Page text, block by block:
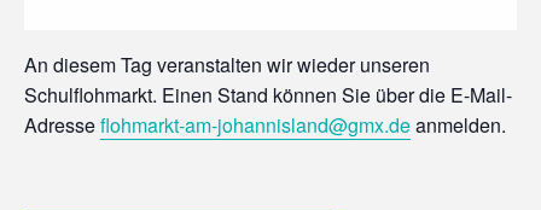
An diesem Tag veranstalten wir wieder unseren
Schulflohmarkt. Einen Stand können Sie über die E-Mail-
Adresseflohmarkt-am-johannisland@gmx.deanmelden.